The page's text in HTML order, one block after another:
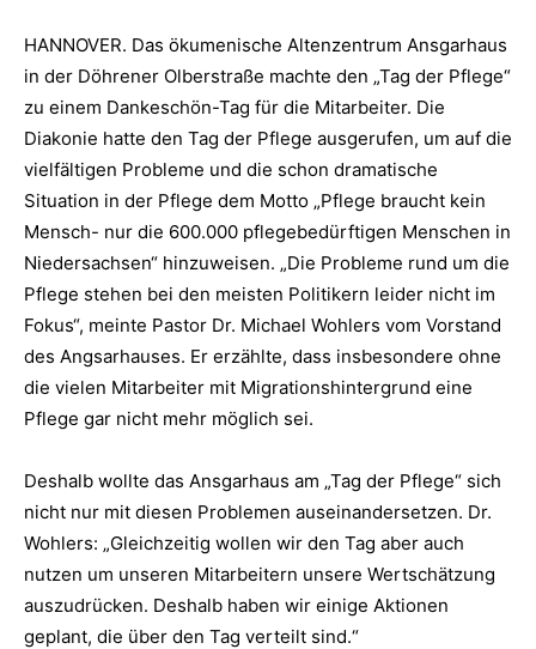
HANNOVER. Das ökumenische Altenzentrum Ansgarhaus
in der Döhrener Olberstraße machte den „Tag der Pflege“
zu einem Dankeschön-Tag für die Mitarbeiter. Die
Diakonie hatte den Tag der Pflege ausgerufen, um auf die
vielfältigen Probleme und die schon dramatische
Situation in der Pflege dem Motto „Pflege braucht kein
Mensch- nur die 600.000 pflegebedürftigen Menschen in
Niedersachsen“ hinzuweisen. „Die Probleme rund um die
Pflege stehen bei den meisten Politikern leider nicht im
Fokus“, meinte Pastor Dr. Michael Wohlers vom Vorstand
des Angsarhauses. Er erzählte, dass insbesondere ohne
die vielen Mitarbeiter mit Migrationshintergrund eine
Pflege gar nicht mehr möglich sei.
Deshalb wollte das Ansgarhaus am „Tag der Pflege“ sich
nicht nur mit diesen Problemen auseinandersetzen. Dr.
Wohlers: „Gleichzeitig wollen wir den Tag aber auch
nutzen um unseren Mitarbeitern unsere Wertschätzung
auszudrücken. Deshalb haben wir einige Aktionen
geplant, die über den Tag verteilt sind.“